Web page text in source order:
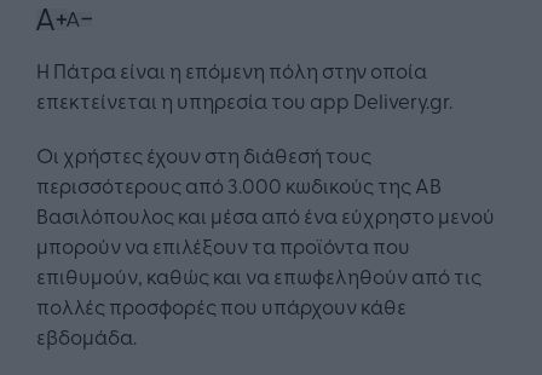
Η Πάτρα είναι η επόμενη πόλη στην οποία
επεκτείνεται η υπηρεσία του app Delivery.gr.
Οι χρήστες έχουν στη διάθεσή τους
περισσότερους από 3.000 κωδικούς της ΑΒ
Βασιλόπουλος και μέσα από ένα εύχρηστο μενού
μπορούν να επιλέξουν τα προϊόντα που
επιθυμούν, καθώς και να επωφεληθούν από τις
πολλές προσφορές που υπάρχουν κάθε
εβδομάδα.